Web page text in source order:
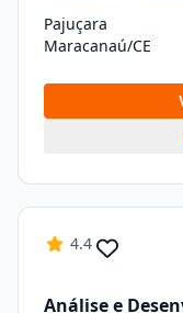
Pajuçara
Maracanaú/CE
4.4
Análise e